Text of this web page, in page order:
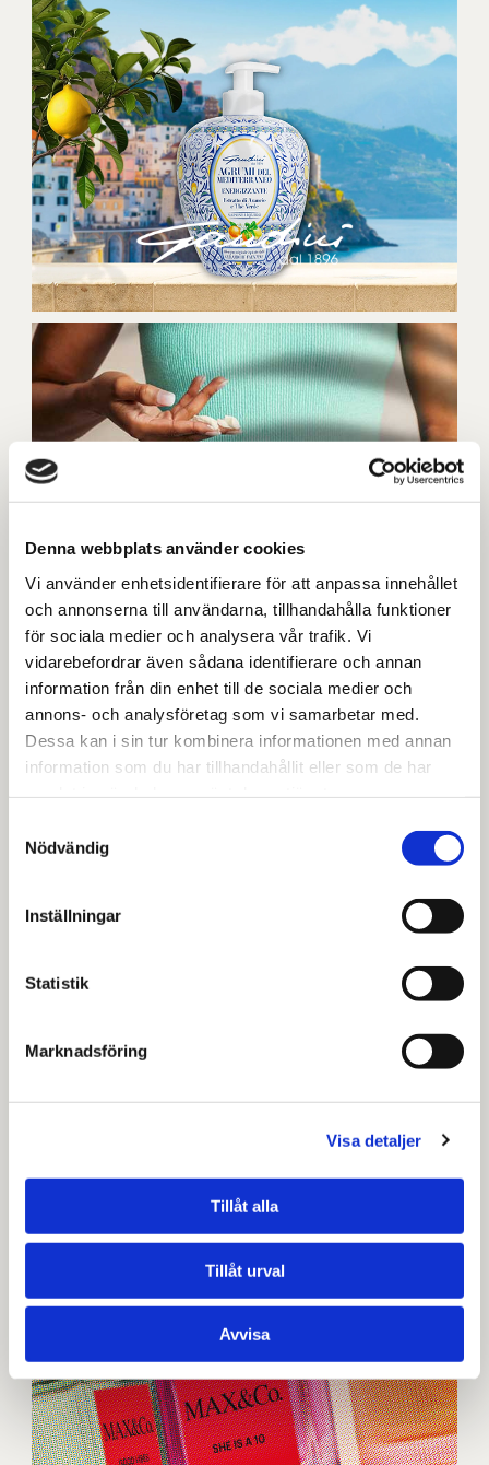
Denna webbplats använder cookies
Vi använder enhetsidentifierare för att anpassa innehållet
och annonserna till användarna, tillhandahålla funktioner
för sociala medier och analysera vår trafik. Vi
vidarebefordrar även sådana identifierare och annan
information från din enhet till de sociala medier och
annons- och analysföretag som vi samarbetar med.
Dessa kan i sin tur kombinera informationen med annan
information som du har tillhandahållit eller som de har
Nödvändig
Inställningar
Statistik
Marknadsföring
Visa detaljer
Tillåt alla
Tillåt urval
Avvisa